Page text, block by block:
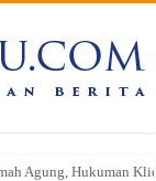
1 SST Dalam